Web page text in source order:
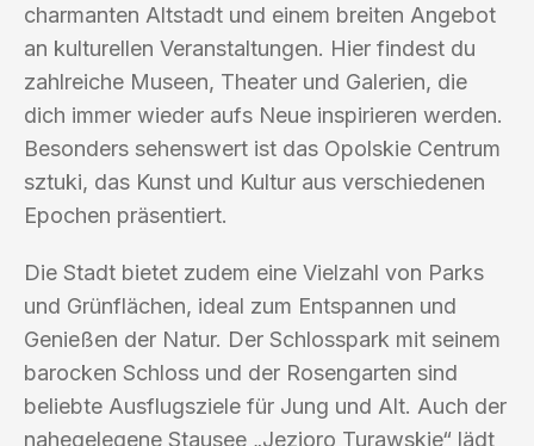
charmanten Altstadt und einem breiten Angebot
an kulturellen Veranstaltungen. Hier findest du
zahlreiche Museen, Theater und Galerien, die
dich immer wieder aufs Neue inspirieren werden.
Besonders sehenswert ist das Opolskie Centrum
sztuki, das Kunst und Kultur aus verschiedenen
Epochen präsentiert.
Die Stadt bietet zudem eine Vielzahl von Parks
und Grünflächen, ideal zum Entspannen und
Genießen der Natur. Der Schlosspark mit seinem
barocken Schloss und der Rosengarten sind
beliebte Ausflugsziele für Jung und Alt. Auch der
nahegelegene Stausee „Jezioro Turawskie“ lädt